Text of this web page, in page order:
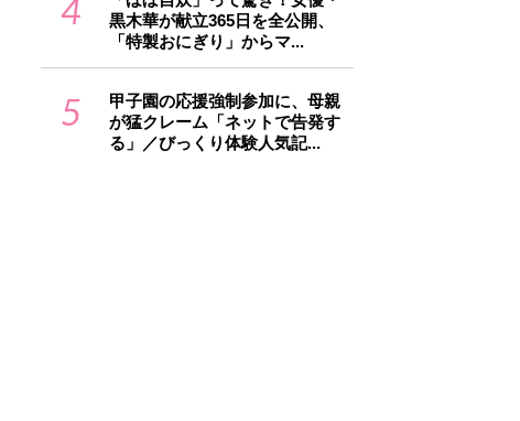
4
黒木華が献立365日を全公開、
「特製おにぎり」からマ...
5
甲子園の応援強制参加に、母親
が猛クレーム「ネットで告発す
る」／びっくり体験人気記...